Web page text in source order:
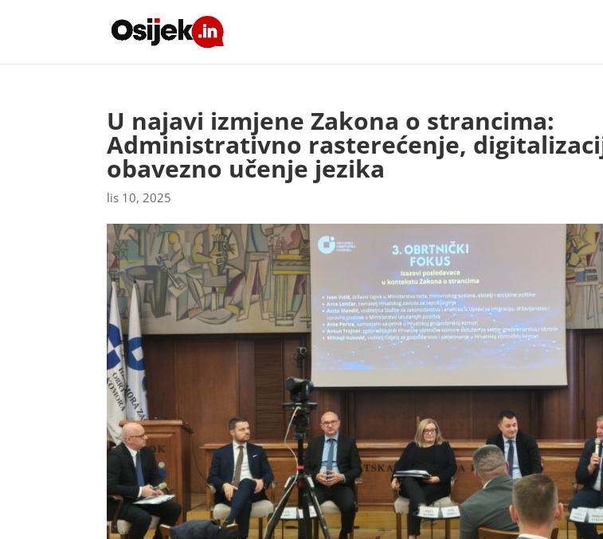
U najavi izmjene Zakona o strancima:
Administrativno rasterećenje,
obavezno učenje jezika
lis 10, 2025